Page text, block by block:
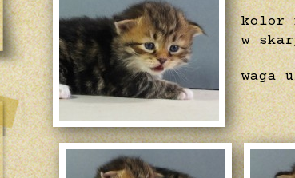
kolor
w
waga